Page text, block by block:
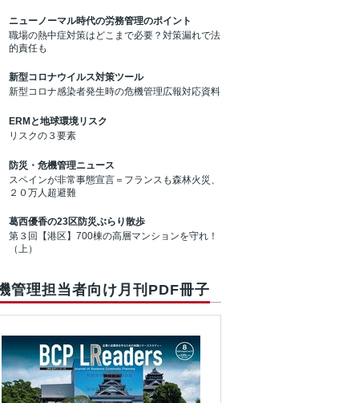
ニューノーマル時代の労務管理のポイント
職場の熱中症対策はどこまで必要？対策漏れで法
的責任も
新型コロナウイルス対策ツール
新型コロナ感染者発生時の危機管理広報対応資料
ERMと地球環境リスク
リスクの３要素
防災・危機管理ニュース
スペインが非常事態宣言＝フランスも森林火災、
２０万人超避難
葛西優香の23区防災ぶらり散歩
第３回【港区】700棟の高層マンションを守れ！
（上）
管理担当者向け月刊PDF冊子